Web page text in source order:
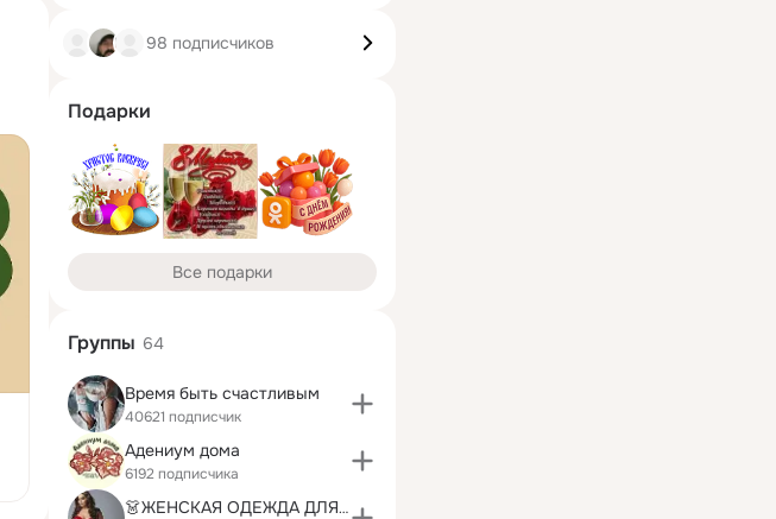
98 подписчиков
Подарки
Все подарки
Группы 64
Время быть счастливым
40621 подписчик
Адениум дома
6192 подписчика
👗ЖЕНСКАЯ ОДЕЖДА ДЛЯ ШИКАРНЫХ ЖЕНЩИН👗